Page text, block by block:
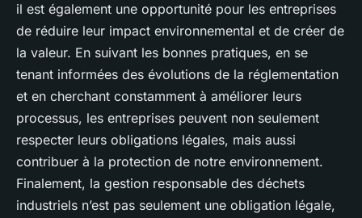
il est également une opportunité pour les entreprises
de réduire leur impact environnemental et de créer de
la valeur. En suivant les bonnes pratiques, en se
tenant informées des évolutions de la réglementation
et en cherchant constamment à améliorer leurs
processus, les entreprises peuvent non seulement
respecter leurs obligations légales, mais aussi
contribuer à la protection de notre environnement.
Finalement, la gestion responsable des déchets
industriels n’est pas seulement une obligation légale,